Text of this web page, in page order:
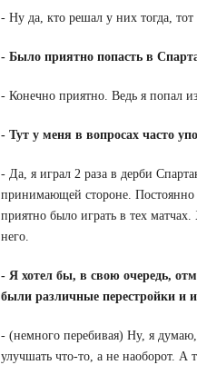
- Ну да, кто решал у них тогда,
- Было приятно попасть в
- Конечно приятно. Ведь я попал
- Тут у меня в вопросах часто
- Да, я играл 2 раза в дерби
принимающей стороне.
приятно было играть в тех
него.
- Я хотел бы, в свою очередь,
были различные перестройки и
- (немного перебивая) Ну, я думаю,
улучшать что-то, а не наоборот. А